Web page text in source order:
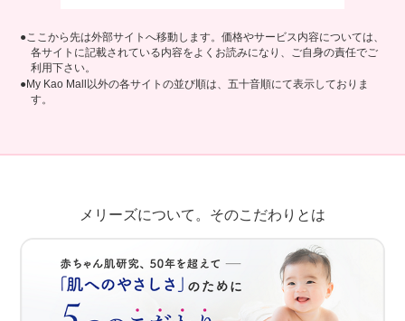
●ここから先は外部サイトへ移動します。価格やサービス内容については、
各サイトに記載されている内容をよくお読みになり、ご自身の責任でご
利用下さい。
●My Kao Mall以外の各サイトの並び順は、五十音順にて表示しておりま
す。
メリーズについて。 そのこだわりとは